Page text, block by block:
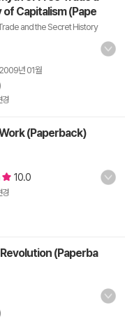
Capitalism (Pape
and the Secret History
2009년 01월
경
(Paperback)
10.0
경
(Paperba